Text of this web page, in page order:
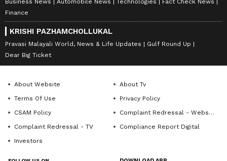
Business News Automobile News Technologies
Fact Check News
Finance
KRISHI PAZHAMCHOLLUKAL
Pravasi Malayali World, News & Life Updates
Gulf Round Up
Dear Big Ticket
About Website
About Tv
Terms Of Use
Privacy Policy
CSAM Policy
Complaint Redressal - Website
Complaint Redressal - TV
Compliance Report Digital
Investors